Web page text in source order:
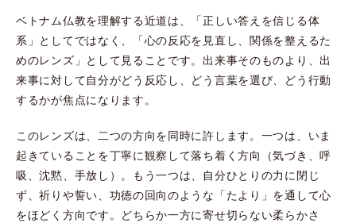
ベトナム仏教を理解する近道は、「正しい答えを信じる体
系」としてではなく、「心の反応を見直し、関係を整えるた
めのレンズ」として見ることです。出来事そのものより、出
来事に対して自分がどう反応し、どう言葉を選び、どう行動
するかが焦点になります。
このレンズは、二つの方向を同時に許します。一つは、いま
起きていることを丁寧に観察して落ち着く方向（気づき、呼
吸、沈黙、手放し）。もう一つは、自分ひとりの力に閉じ
ず、祈りや誓い、功徳の回向のような「たより」を通して心
をほどく方向です。どちらか一方に寄せ切らない柔らかさ